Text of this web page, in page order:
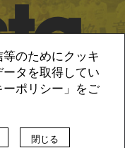
のためにクッキ
タを取得してい
ポリシー」をご
閉じる